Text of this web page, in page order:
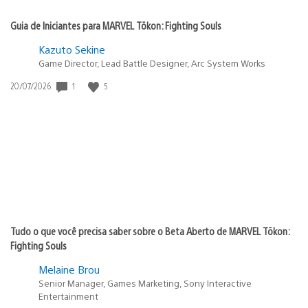
Guia de Iniciantes para MARVEL Tōkon: Fighting Souls
Kazuto Sekine
Game Director, Lead Battle Designer, Arc System Works
Data
20/07/2026 1 5
Tudo o que você precisa saber sobre o Beta Aberto de MARVEL Tōkon:
Fighting Souls
Melaine Brou
Senior Manager, Games Marketing, Sony Interactive
Entertainment